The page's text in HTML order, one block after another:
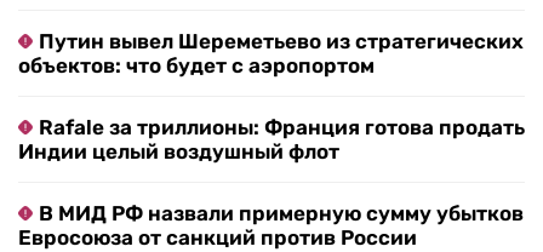
Путин вывел Шереметьево из стратегических
объектов: что будет с аэропортом
Rafale за триллионы: Франция готова продать
Индии целый воздушный флот
В МИД РФ назвали примерную сумму убытков
Евросоюза от санкций против России